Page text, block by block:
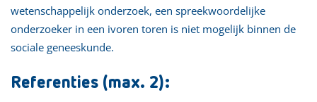
wetenschappelijk onderzoek, een spreekwoordelijke
onderzoeker in een ivoren toren is niet mogelijk binnen de
sociale geneeskunde.
Referenties (max. 2):